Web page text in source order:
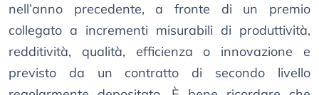
nell’anno precedente, a fronte di un premio
collegato a incrementi misurabili di produttività,
redditività, qualità, efficienza o innovazione e
previsto da un contratto di secondo livello